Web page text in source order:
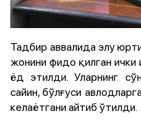
Тадбир аввалида элу
жонини фидо қилган
ёд этилди. Уларнинг
сайин, бўлғуси
келаётгани айтиб ўтилди.